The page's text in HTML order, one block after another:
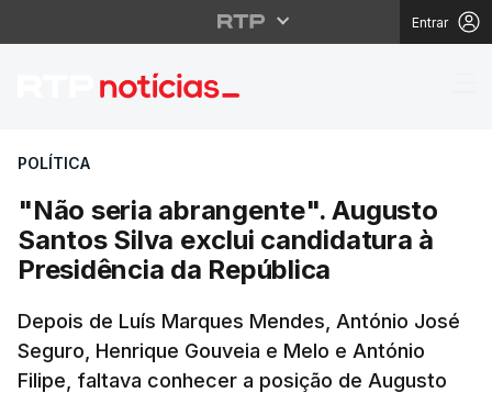
Entrar
"Não seria
POLÍTICA
"Não seria abrangente". Augusto
Santos Silva exclui candidatura à
Presidência da República
Depois de Luís Marques Mendes, António José
Seguro, Henrique Gouveia e Melo e António
Filipe, faltava conhecer a posição de Augusto